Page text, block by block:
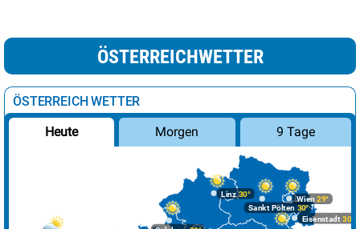
ÖSTERREICHWETTER
ÖSTERREICH WETTER
Heute Morgen 9 Tage
Linz30°
Wien 29°
Eisenstadt 30°
Sankt Pölten 30°